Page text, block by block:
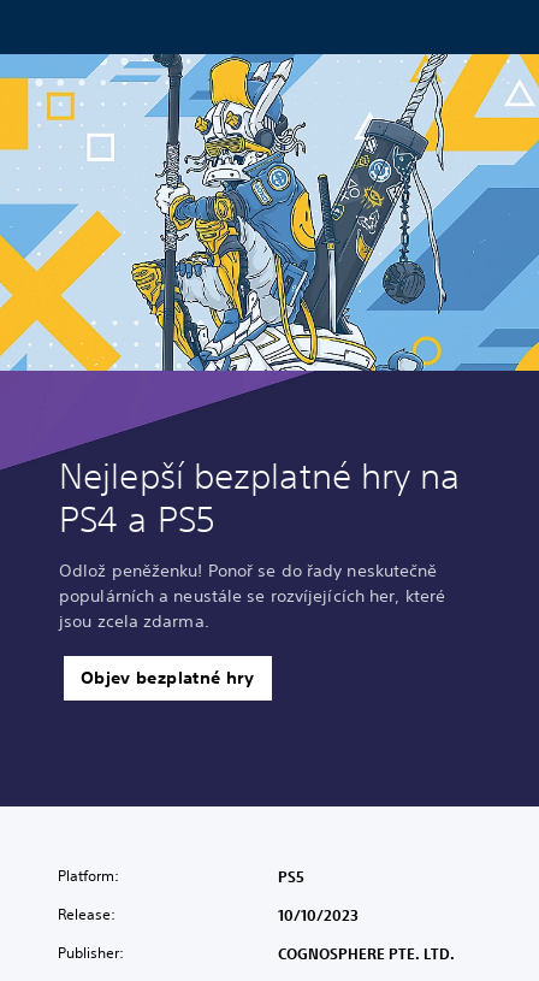
Nejlepší bezplatné hry na
PS4 a PS5
Odlož peněženku! Ponoř se do řady neskutečně
populárních a neustále se rozvíjejících her, které
jsou zcela zdarma.
Objev bezplatné hry
Platform: PS5
Release: 10/10/2023
Publisher: COGNOSPHERE PTE. LTD.